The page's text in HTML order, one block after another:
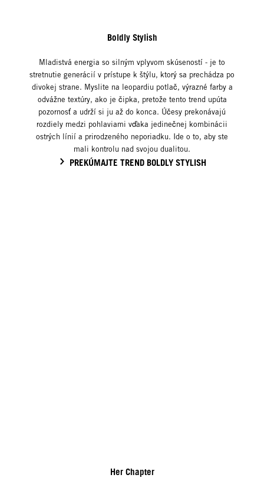
Boldly Stylish
Mladistvá energia so silným vplyvom skúseností - je to
stretnutie generácií v prístupe k štýlu, ktorý sa prechádza po
divokej strane. Myslite na leopardiu potlač, výrazné farby a
odvážne textúry, ako je čipka, pretože tento trend upúta
pozornosť a udrží si ju až do konca. Účesy prekonávajú
rozdiely medzi pohlaviami vďaka jedinečnej kombinácii
ostrých línií a prirodzeného neporiadku. Ide o to, aby ste
mali kontrolu nad svojou dualitou.
PREKÚMAJTE TREND BOLDLY STYLISH
Her Chapter